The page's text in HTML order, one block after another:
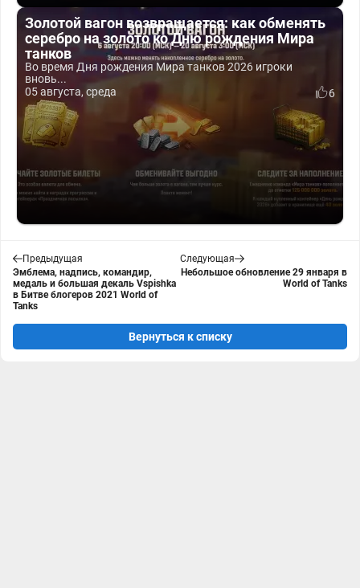
Золотой вагон возвращается: как обменять
серебро на золото ко Дню рождения Мира
танков
Во время Дня рождения Мира танков 2026 игроки
вновь...
05 августа, среда
6
Предыдущая
Эмблема, надпись, командир,
медаль и большая декаль Vspishka
в Битве блогеров 2021 World of
Tanks
Следующая
Небольшое обновление 29 января в
World of Tanks
Вернуться к списку